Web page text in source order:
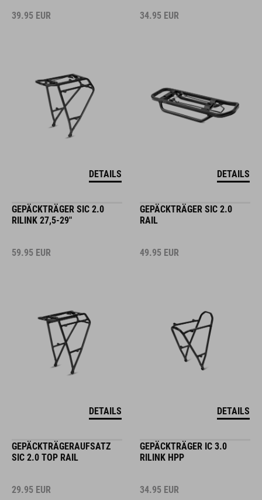
39.95 EUR
DETAILS
34.95 EUR
DETAILS
GEPÄCKTRÄGER SIC 2.0
RILINK 27,5-29"
59.95 EUR
DETAILS
GEPÄCKTRÄGER SIC 2.0
RAIL
49.95 EUR
DETAILS
GEPÄCKTRÄGERAUFSATZ
SIC 2.0 TOP RAIL
29.95 EUR
GEPÄCKTRÄGER IC 3.0
RILINK HPP
34.95 EUR